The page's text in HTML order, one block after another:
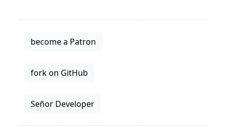
become a Patron
fork on GitHub
Señor Developer